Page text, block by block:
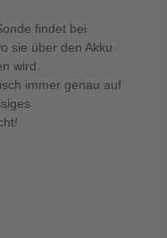
findet bei
sie über den Akku
wird.
immer genau auf